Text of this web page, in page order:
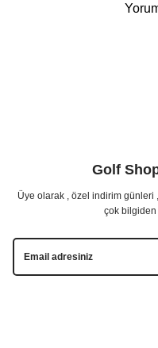
Golf
Üye olarak , özel indirim günleri
çok